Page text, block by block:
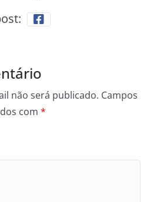
não será publicado. Campos
com *